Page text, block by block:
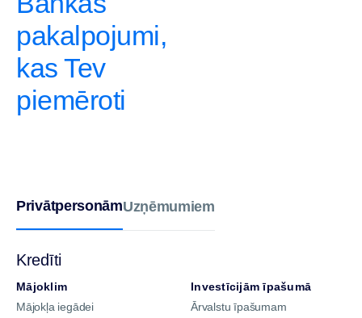
pakalpojumi,
kas Tev
piemēroti
PrivātpersonāmUzņēmumiem
Kredīti
Mājoklim
Mājokļa iegādei
Investīcijām īpašumā
Ārvalstu īpašumam